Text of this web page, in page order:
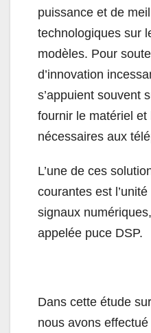
puissance et de
technologiques sur
modèles. Pour
d’innovation
s’appuient souvent
fournir le matériel et
nécessaires aux
L’une de ces
courantes est
signaux
appelée puce DSP.
Dans cette étude
nous avons